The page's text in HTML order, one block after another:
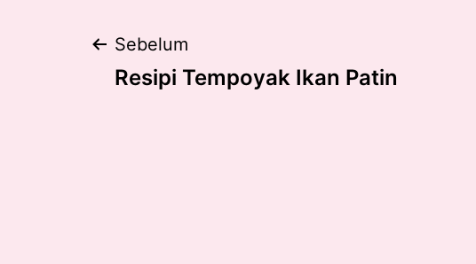
Post
Sebelum
Resipi Tempoyak Ikan Patin